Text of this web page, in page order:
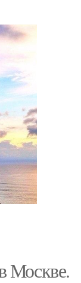
Москве.